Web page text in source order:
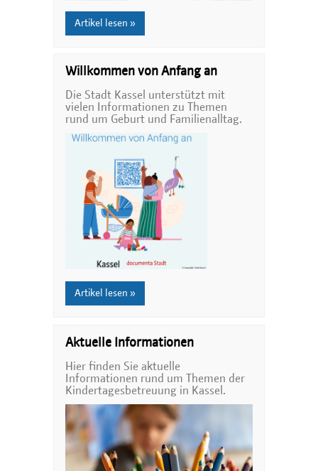
Artikel lesen »
Willkommen von Anfang an
Die Stadt Kassel unterstützt mit
vielen Informationen zu Themen
rund um Geburt und Familienalltag.
Artikel lesen »
Aktuelle Informationen
Hier finden Sie aktuelle
Informationen rund um Themen der
Kindertagesbetreuung in Kassel.